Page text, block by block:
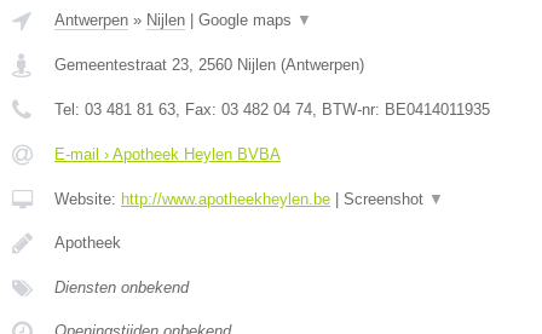
Antwerpen » Nijlen | Google maps ▼
Gemeentestraat 23 2560 Nijlen (Antwerpen)
Tel: 03 481 81 63 , Fax: 03 482 04 74 , BTW-nr: BE0414011935
E-mail › Apotheek Heylen BVBA
Website: http://www.apotheekheylen.be | Screenshot ▼
Apotheek
Diensten onbekend